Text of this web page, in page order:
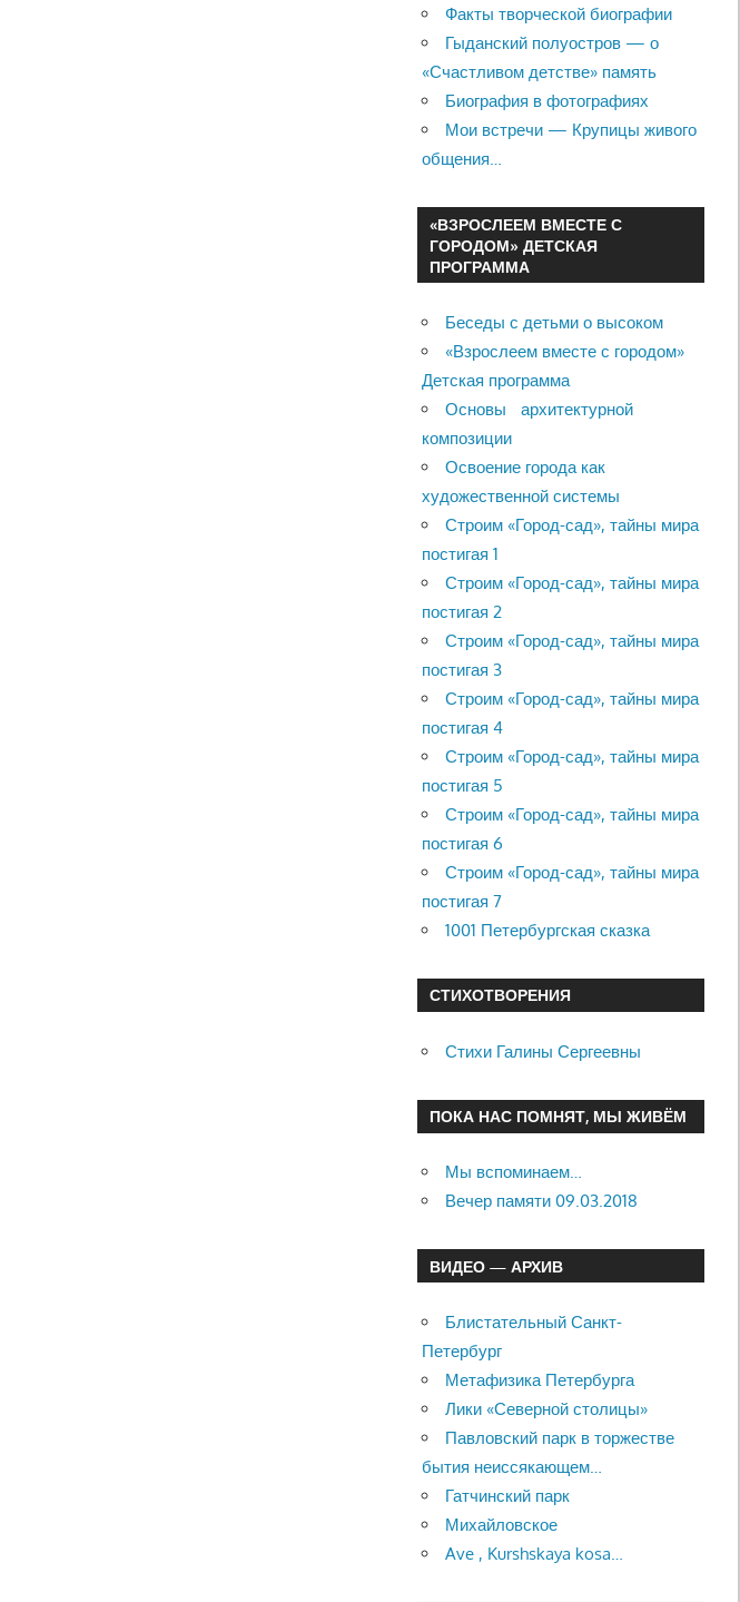
Факты творческой биографии
Гыданский полуостров — о
«Счастливом детстве» память
Биография в фотографиях
Мои встречи — Крупицы живого
общения…
«ВЗРОСЛЕЕМ ВМЕСТЕ С
ГОРОДОМ» ДЕТСКАЯ
ПРОГРАММА
Беседы с детьми о высоком
«Взрослеем вместе с городом»
Детская программа
Основы архитектурной
композиции
Освоение города как
художественной системы
Строим «Город-сад», тайны мира
постигая 1
Строим «Город-сад», тайны мира
постигая 2
Строим «Город-сад», тайны мира
постигая 3
Строим «Город-сад», тайны мира
постигая 4
Строим «Город-сад», тайны мира
постигая 5
Строим «Город-сад», тайны мира
постигая 6
Строим «Город-сад», тайны мира
постигая 7
1001 Петербургская сказка
СТИХОТВОРЕНИЯ
Стихи Галины Сергеевны
ПОКА НАС ПОМНЯТ, МЫ ЖИВЁМ
Мы вспоминаем…
Вечер памяти 09.03.2018
ВИДЕО — АРХИВ
Блистательный Санкт-
Петербург
Метафизика Петербурга
Лики «Северной столицы»
Павловский парк в торжестве
бытия неиссякающем…
Гатчинский парк
Михайловское
Ave , Kurshskaya kosa…